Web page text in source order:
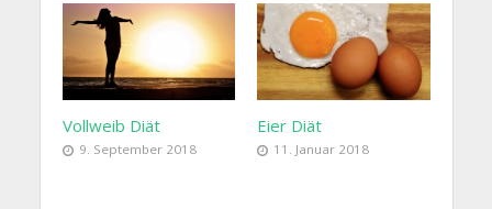
Vollweib Diät
9. September 2018
Eier Diät
11. Januar 2018